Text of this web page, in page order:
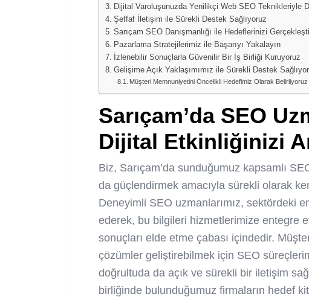
Dijital Varoluşunuzda Yenilikçi Web SEO Teknikleriyle
Şeffaf İletişim ile Sürekli Destek Sağlıyoruz
Sarıçam SEO Danışmanlığı ile Hedeflerinizi
Pazarlama Stratejilerimiz ile Başarıyı Yakalayın
İzlenebilir Sonuçlarla Güvenilir Bir İş Birliği Kuruyoruz
Gelişime Açık Yaklaşımımız ile Sürekli Destek
Müşteri Memnuniyetini Öncelikli Hedefimiz Olarak Belirliyoruz
Sarıçam’da SEO
Dijital Etkinliğinizi
Biz, Sarıçam’da sunduğumuz kapsamlı
da güçlendirmek amacıyla sürekli olarak
Deneyimli SEO uzmanlarımız, sektördeki
ederek, bu bilgileri hizmetlerimize entegre
sonuçları elde etme çabası içindedir.
çözümler geliştirebilmek için SEO
doğrultuda da açık ve sürekli bir iletişim
birliğinde bulunduğumuz firmaların hedef